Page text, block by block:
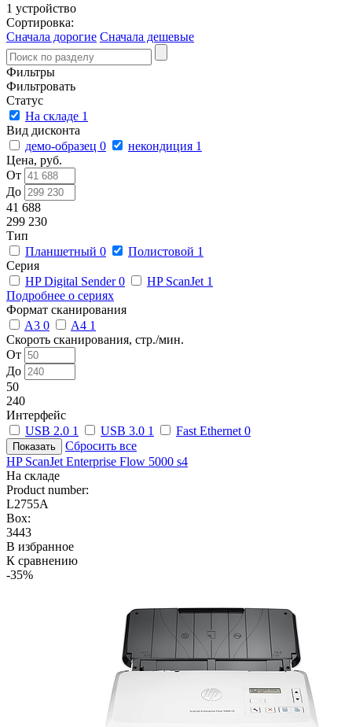
1 устройство
Сортировка:
Сначала дорогие Сначала дешевые
Фильтры
Фильтровать
Статус
На складе 1
Вид дисконта
демо-образец 0 некондиция 1
Цена, руб.
От
До
41 688
299 230
Тип
Планшетный 0 Полистовой 1
Серия
HP Digital Sender0 HP ScanJet 1
Подробнее о сериях
Формат сканирования
A3 0 A4 1
Скороть сканирования, стр./мин.
От
До
50
240
Интерфейс
USB 2.0 1 USB 3.0 1 Fast Ethernet 0
Сбросить все
HP ScanJet Enterprise Flow 5000 s4
На складе
Product number:
L2755A
Box:
3443
В избранное
К сравнению
-35%